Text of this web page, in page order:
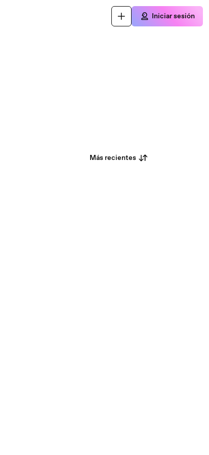
Iniciar sesión
Más recientes